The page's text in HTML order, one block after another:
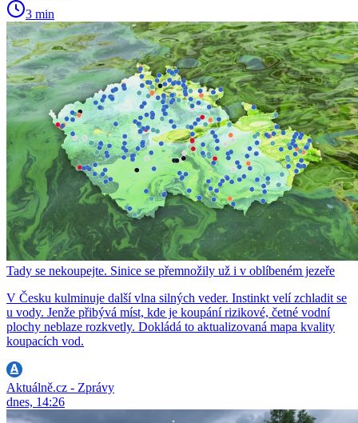
3 min
Tady se nekoupejte. Sinice se přemnožily už i v oblíbeném jezeře
V Česku kulminuje další vlna silných veder. Instinkt velí zchladit se
u vody. Jenže přibývá míst, kde je koupání rizikové, četné vodní
plochy neblaze rozkvetly. Dokládá to aktualizovaná mapa kvality
koupacích vod.
Aktuálně.cz - Zprávy
dnes, 14:26